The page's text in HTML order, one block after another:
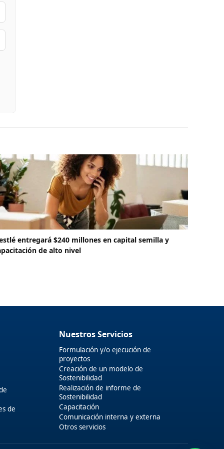
entregará $240 millones en capital semilla y
de alto nivel
de
Nuestros Servicios
Formulación y/o ejecución de
proyectos
Creación de un modelo de
Sostenibilidad
Realización de informe de
Sostenibilidad
Capacitación
Comunicación interna y externa
Otros servicios